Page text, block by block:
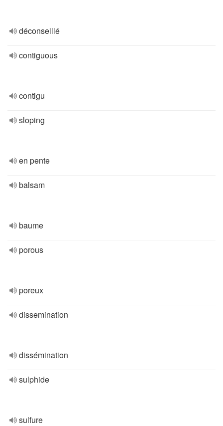
déconseillé
contiguous
contigu
sloping
en pente
balsam
baume
porous
poreux
dissemination
dissémination
sulphide
sulfure